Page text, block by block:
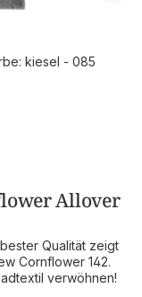
kiesel - 085
Preis:
Allover
Qualität zeigt
Cornflower 142.
verwöhnen!